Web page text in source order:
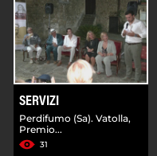
SERVIZI
Perdifumo (Sa). Vatolla,
Premio...
31